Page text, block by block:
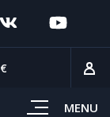
MENU